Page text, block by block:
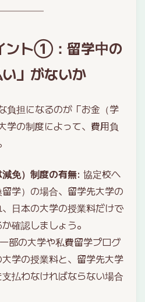
ント①：留学中の
」がないか
負担になるのが「お金（学
学の制度によって、費用負
免）制度の有無: 協定校へ
学）の場合、留学先大学の
日本の大学の授業料だけで
確認しましょう。
部の大学や私費留学プログ
学の授業料と、留学先大学
払わなければならない場合